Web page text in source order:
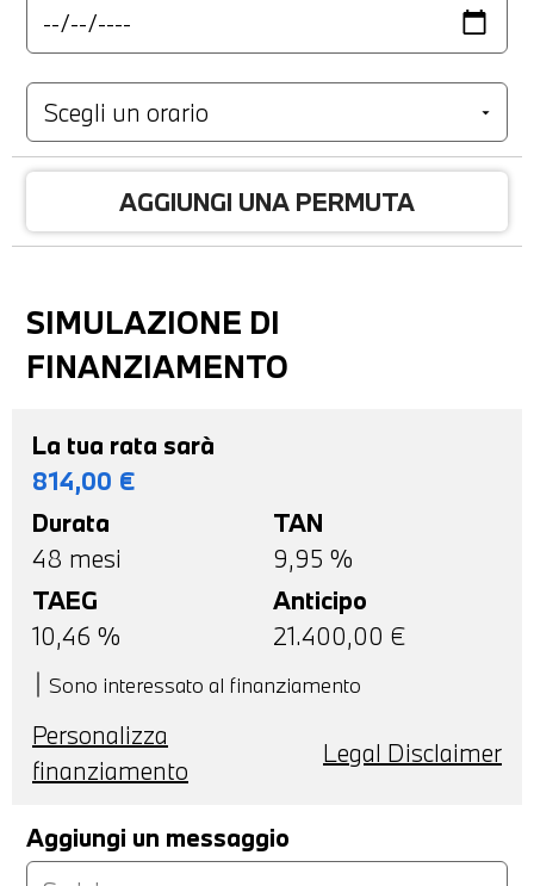
AGGIUNGI UNA PERMUTA
SIMULAZIONE DI
FINANZIAMENTO
La tua rata sarà
814,00 €
Durata
48 mesi
TAN
9,95 %
TAEG
10,46 %
Anticipo
21.400,00 €
Sono interessato al finanziamento
Personalizza
finanziamento
Legal Disclaimer
Aggiungi un messaggio